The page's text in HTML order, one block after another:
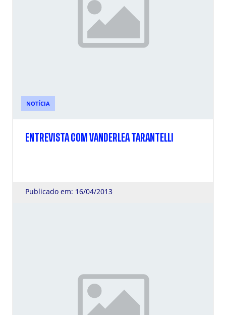
NOTÍCIA
ENTREVISTA COM VANDERLEA TARANTELLI
Publicado em: 16/04/2013